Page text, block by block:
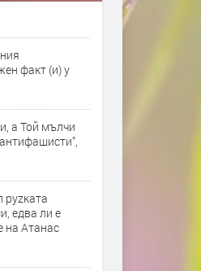
факт (и) у
а Той мълчи
руzката
едва ли е
на Атанас